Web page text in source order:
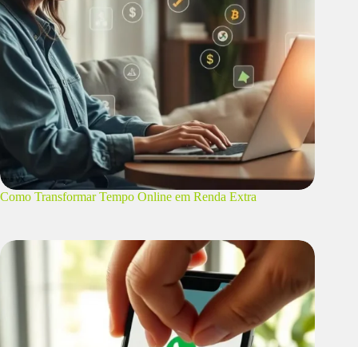
Como Transformar Tempo Online em Renda Extra